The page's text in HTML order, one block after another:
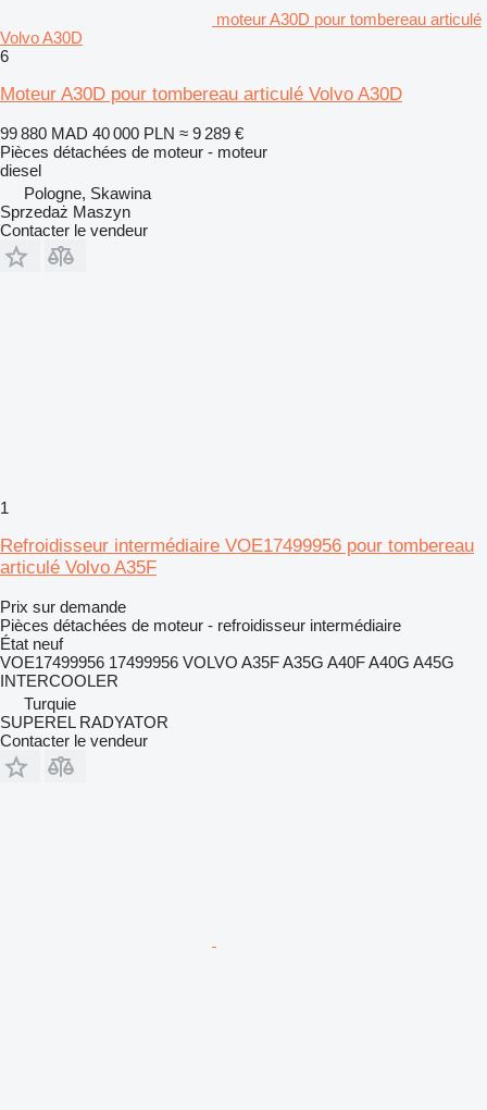
moteur A30D pour tombereau articulé
Volvo A30D
6
Moteur A30D pour tombereau articulé Volvo A30D
99 880 MAD 40 000 PLN ≈ 9 289 €
Pièces détachées de moteur - moteur
diesel
Pologne, Skawina
Sprzedaż Maszyn
Contacter le vendeur
1
Refroidisseur intermédiaire VOE17499956 pour tombereau
articulé Volvo A35F
Prix sur demande
Pièces détachées de moteur - refroidisseur intermédiaire
État neuf
VOE17499956 17499956 VOLVO A35F A35G A40F A40G A45G
INTERCOOLER
Turquie
SUPEREL RADYATOR
Contacter le vendeur